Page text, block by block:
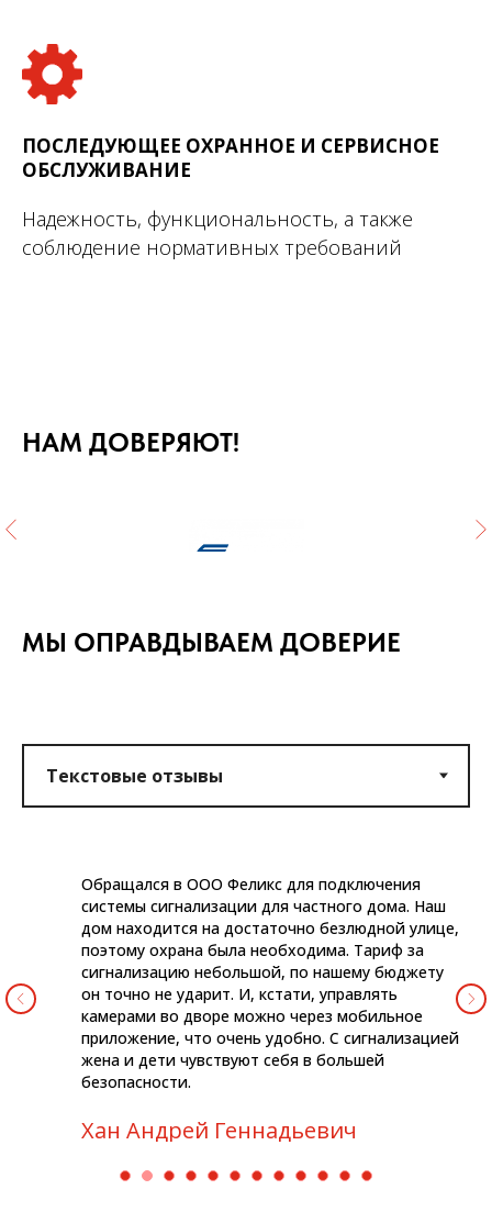
ПОСЛЕДУЮЩЕЕ ОХРАННОЕ И СЕРВИСНОЕ
ОБСЛУЖИВАНИЕ
Надежность, функциональность, а также
соблюдение нормативных требований
НАМ ДОВЕРЯЮТ!
МЫ ОПРАВДЫВАЕМ ДОВЕРИЕ
Обращался в ООО Феликс для подключения
системы сигнализации для частного дома. Наш
дом находится на достаточно безлюдной улице,
поэтому охрана была необходима. Тариф за
сигнализацию небольшой, по нашему бюджету
он точно не ударит. И, кстати, управлять
камерами во дворе можно через мобильное
приложение, что очень удобно. С сигнализацией
жена и дети чувствуют себя в большей
безопасности.
Хан Андрей Геннадьевич